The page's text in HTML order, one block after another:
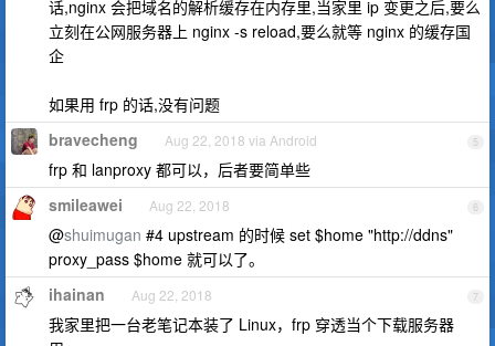
话,nginx 会把域名的解析缓存在内存里,当家里 ip 变更之后,要么
立刻在公网服务器上 nginx -s reload,要么就等 nginx 的缓存国
企
如果用 frp 的话,没有问题
5
bravecheng Aug 22, 2018 via Android
frp 和 lanproxy 都可以，后者要简单些
6
smileawei Aug 22, 2018
@shuimugan #4 upstream 的时候 set $home "http://ddns"
proxy_pass $home 就可以了。
7
ihainan Aug 22, 2018
我家里把一台老笔记本装了 Linux，frp 穿透当个下载服务器